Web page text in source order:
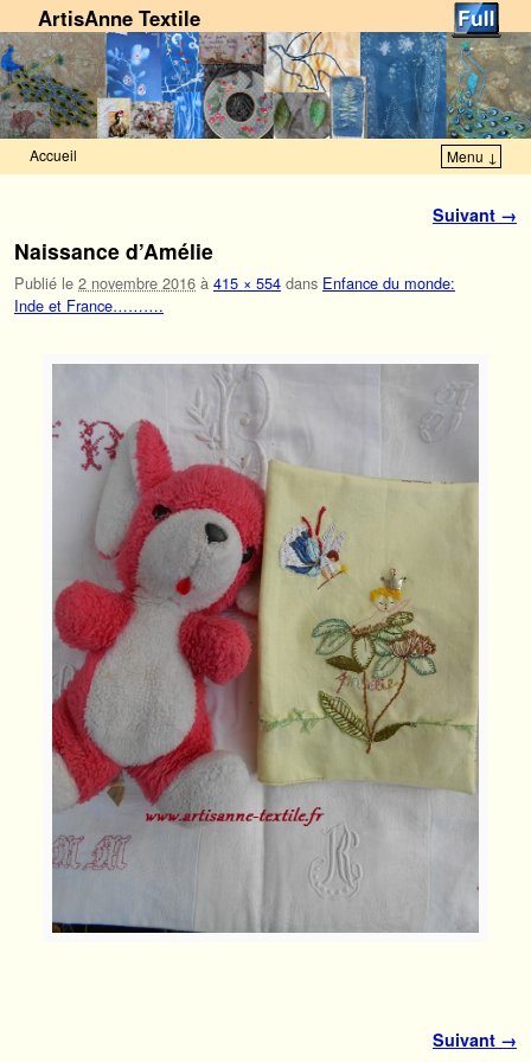
ArtisAnne Textile
Accueil Menu ↓
Suivant →
Naissance d’Amélie
Publié le 2 novembre 2016 à 415 × 554 dans Enfance du monde:
Inde et France……….
Suivant →